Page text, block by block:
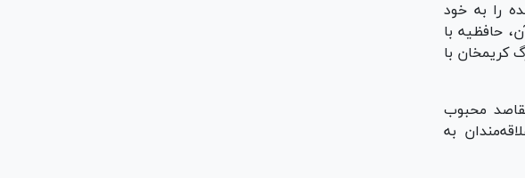
را به خود
و پس از آن، حافظیه با
با ۱۲۰ هزار و ۵۷۵ بازدیدکننده، ارگ کریمخان با
محبوب
به